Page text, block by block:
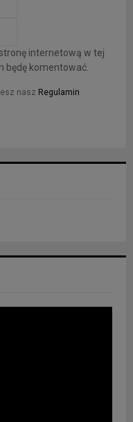
internetową w tej
będę komentować.
nasz Regulamin